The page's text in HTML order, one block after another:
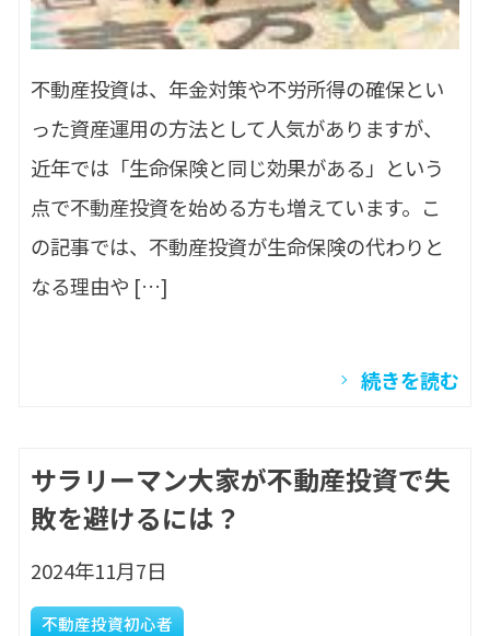
不動産投資は、年金対策や不労所得の確保とい
った資産運用の方法として人気がありますが、
近年では「生命保険と同じ効果がある」という
点で不動産投資を始める方も増えています。こ
の記事では、不動産投資が生命保険の代わりと
なる理由や […]
続きを読む
サラリーマン大家が不動産投資で失
敗を避けるには？
2024年11月7日
不動産投資初心者